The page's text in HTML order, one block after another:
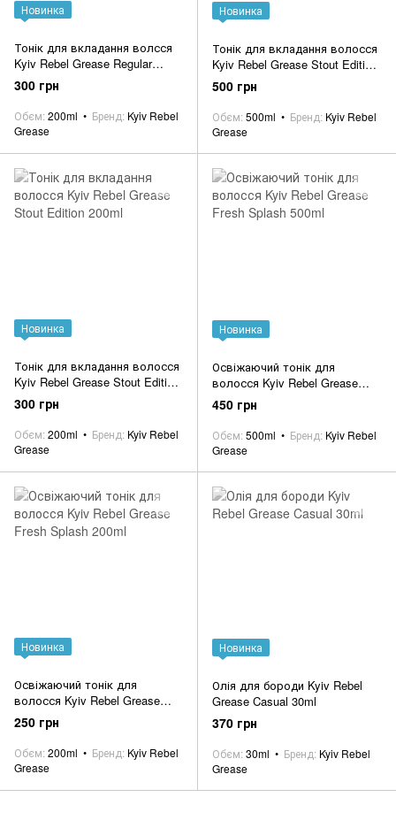
Новинка
Тонік для вкладання волсся
Kyiv Rebel Grease Regular
200ml
300 грн
Обєм 200ml Бренд Kyiv Rebel
Grease
Новинка
Тонік для вкладання волосся
Kyiv Rebel Grease Stout Edition
500ml
500 грн
Обєм 500ml Бренд Kyiv Rebel
Grease
Новинка
Тонік для вкладання волосся
Kyiv Rebel Grease Stout Edition
200ml
300 грн
Обєм 200ml Бренд Kyiv Rebel
Grease
Новинка
Освіжаючий тонік для
волосся Kyiv Rebel Grease
Fresh Splash 500ml
450 грн
Обєм 500ml Бренд Kyiv Rebel
Grease
Новинка
Освіжаючий тонік для
волосся Kyiv Rebel Grease
Fresh Splash 200ml
250 грн
Обєм 200ml Бренд Kyiv Rebel
Grease
Новинка
Олія для бороди Kyiv Rebel
Grease Casual 30ml
370 грн
Обєм 30ml Бренд Kyiv Rebel
Grease